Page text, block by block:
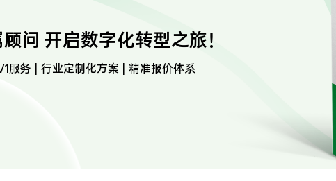
问 开启数字化转型之旅！
服务 | 行业定制化方案 | 精准报价体系